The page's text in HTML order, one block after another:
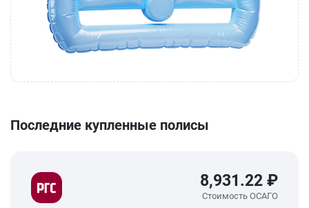
Последние купленные полисы
8,931.22 ₽
Стоимость ОСАГО